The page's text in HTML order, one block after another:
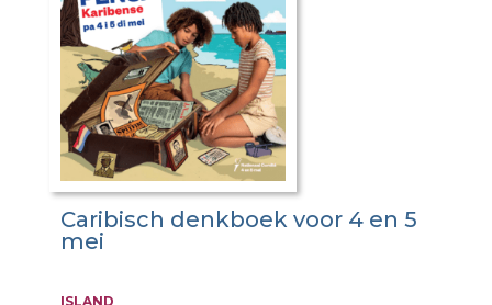
Caribisch denkboek voor 4 en 5
mei
ISLAND